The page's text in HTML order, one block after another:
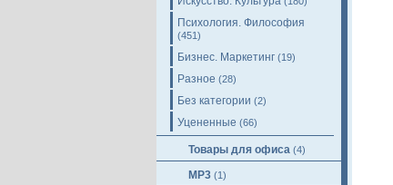
Психология. Философия
(451)
Бизнес. Маркетинг (19)
Разное (28)
Без категории (2)
Уцененные (66)
Товары для офиса (4)
MP3 (1)